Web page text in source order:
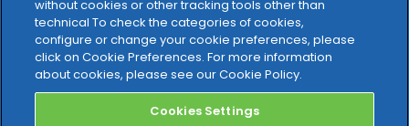
NOTE LEGALI
Privacy Policy
Cookie Policy
Carta dei servizi
without cookies or other tracking tools other than
technical To check the categories of cookies,
configure or change your cookie preferences, please
click on Cookie Preferences. For more information
about cookies, please see our Cookie Policy.
Cookies Settings